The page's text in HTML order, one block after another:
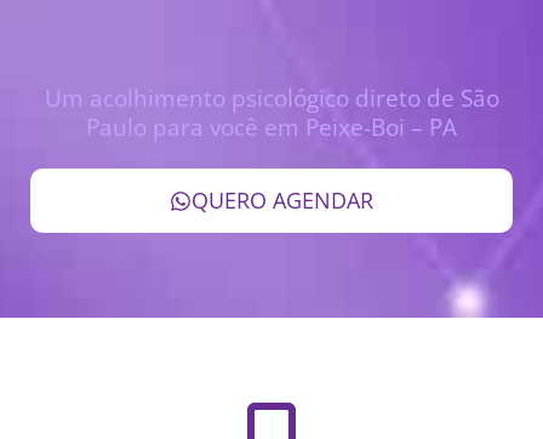
Um acolhimento psicológico direto de São
Paulo para você em Peixe-Boi – PA
QUERO AGENDAR